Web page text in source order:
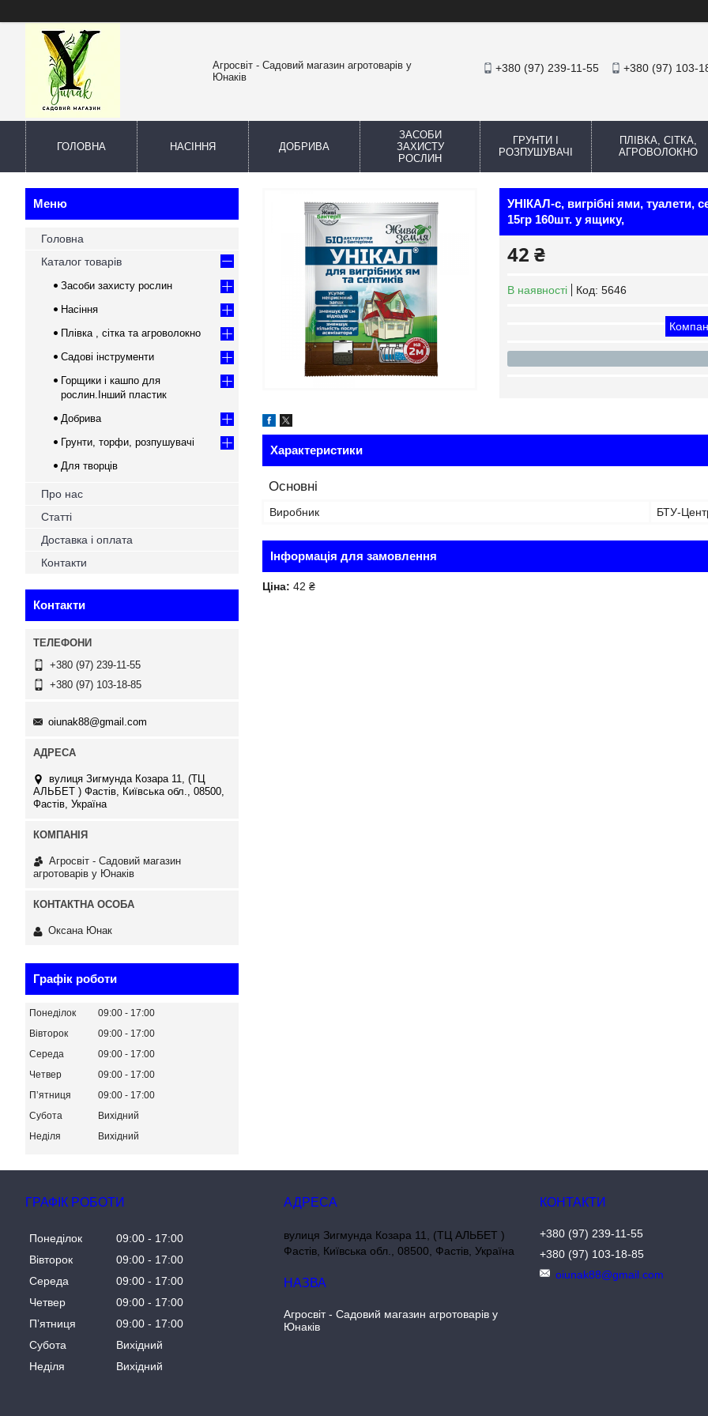
Агросвіт - Садовий магазин агротоварів у
Юнаків
+380 (97) 239-11-55 +380 (97) 103-
ГОЛОВНА НАСІННЯ ДОБРИВА
ЗАСОБИ
ЗАХИСТУ
РОСЛИН
ГРУНТИ І
РОЗПУШУВАЧІ
ПЛІВКА, СІТКА,
АГРОВОЛОКНО
УНІКАЛ-с, вигрібні ями, туалети,
15гр 160шт. у ящику,
42 ₴
В наявності Код: 5646
Характеристики
Основні
Виробник БТУ-
Інформація для замовлення
Ціна: 42 ₴
Головна
Каталог товарів
Засоби захисту рослин
Насіння
Плівка , сітка та агроволокно
Садові інструменти
Горщики і кашпо для
рослин.Інший пластик
Добрива
Грунти, торфи, розпушувачі
Для творців
Про нас
Статті
Доставка і оплата
Контакти
Контакти
+380 (97) 239-11-55
+380 (97) 103-18-85
oiunak88@gmail.com
вулиця Зигмунда Козара 11, (ТЦ
АЛЬБЕТ ) Фастів, Київська обл., 08500,
Фастів, Україна
Агросвіт - Садовий магазин
агротоварів у Юнаків
Оксана Юнак
Графік роботи
Понеділок 09:00
17:00
Вівторок
09:00
17:00
Середа
09:00
17:00
Четвер
09:00
17:00
Пʼятниця
09:00
17:00
Субота
Вихідний
Неділя
Вихідний
ГРАФІК РОБОТИ
Понеділок 09:00
17:00
Вівторок
09:00
17:00
Середа
09:00
17:00
Четвер
09:00
17:00
Пʼятниця
09:00
17:00
Субота
Вихідний
Неділя
Вихідний
вулиця Зигмунда Козара 11, (ТЦ АЛЬБЕТ )
Фастів, Київська обл., 08500, Фастів, Україна
Агросвіт - Садовий магазин агротоварів у
Юнаків
+380 (97) 239-11-55
+380 (97) 103-18-85
oiunak88@gmail.com